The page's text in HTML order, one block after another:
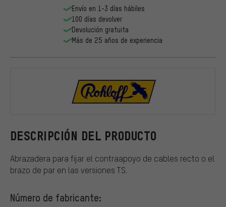
DESCRIPCIÓN DEL PRODUCTO
Abrazadera para fijar el contraapoyo de cables recto o el
brazo de par en las versiones TS.
Número de fabricante:
Envío en 1-3 días hábiles
100 días devolver
Devolución gratuita
Más de 25 años de experiencia